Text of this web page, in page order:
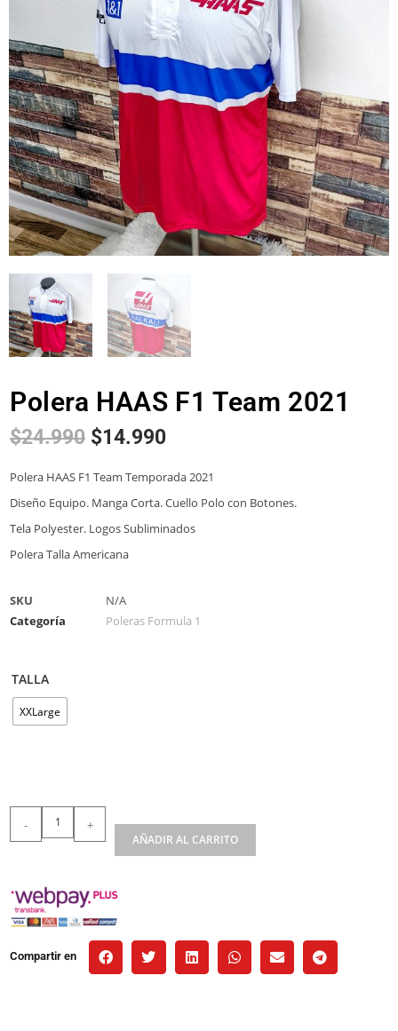
Polera HAAS F1 Team 2021
$24.990 $14.990
Polera HAAS F1 Team Temporada 2021
Diseño Equipo. Manga Corta. Cuello Polo con Botones.
Tela Polyester. Logos Subliminados
Polera Talla Americana
SKU
N/A
Categoría
Poleras Formula 1
TALLA
XXLarge
- +
AÑADIR AL CARRITO
Compartir en